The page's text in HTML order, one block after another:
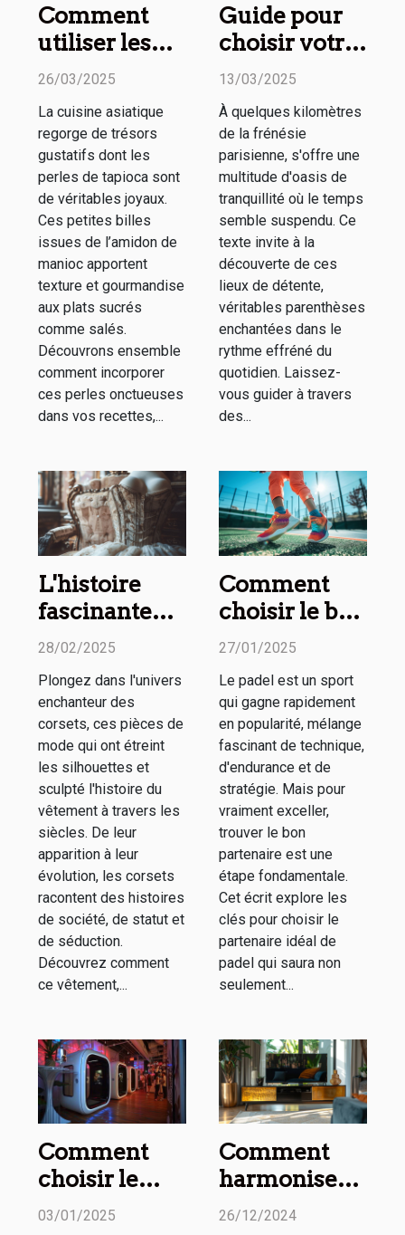
Comment
utiliser les
perles de
cuisine
asiatique
26/03/2025
La cuisine asiatique
regorge de trésors
gustatifs dont les
perles de tapioca sont
de véritables joyaux.
Ces petites billes
issues de l’amidon de
manioc apportent
texture et gourmandise
aux plats sucrés
comme salés.
Découvrons ensemble
comment incorporer
ces perles onctueuses
dans vos recettes,...
Guide pour
choisir votre
prochain
week-end
détente
autour de
Paris
13/03/2025
À quelques kilomètres
de la frénésie
parisienne, s'offre une
multitude d'oasis de
tranquillité où le temps
semble suspendu. Ce
texte invite à la
découverte de ces
lieux de détente,
véritables parenthèses
enchantées dans le
rythme effréné du
quotidien. Laissez-
vous guider à travers
des...
L'histoire
fascinante
des corsets à
siècles
28/02/2025
Plongez dans l'univers
enchanteur des
corsets, ces pièces de
mode qui ont étreint
les silhouettes et
sculpté l'histoire du
vêtement à travers les
siècles. De leur
apparition à leur
évolution, les corsets
racontent des histoires
de société, de statut et
de séduction.
Découvrez comment
ce vêtement,...
Comment
choisir le bon
partenaire de
améliorer
votre jeu
27/01/2025
Le padel est un sport
qui gagne rapidement
en popularité, mélange
fascinant de technique,
d'endurance et de
stratégie. Mais pour
vraiment exceller,
trouver le bon
partenaire est une
étape fondamentale.
Cet écrit explore les
clés pour choisir le
partenaire idéal de
padel qui saura non
seulement...
Comment
choisir le
meilleur
03/01/2025
Comment
harmoniser
un meuble
26/12/2024